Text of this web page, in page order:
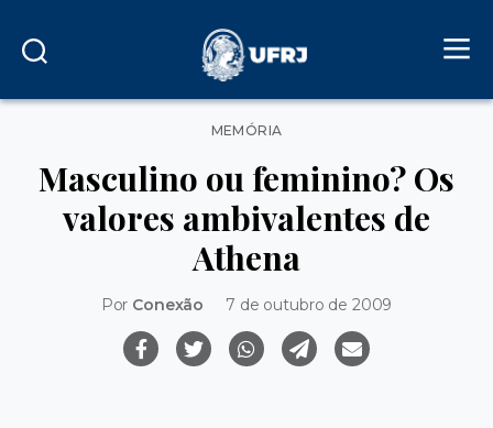
Categorias
MEMÓRIA
Masculino ou feminino? Os
valores ambivalentes de
Athena
Por Conexão 7 de outubro de 2009